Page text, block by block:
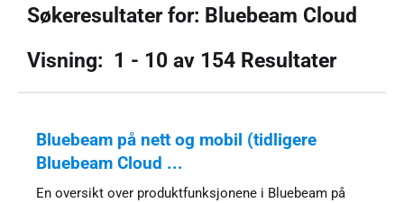
Søkeresultater for: Bluebeam Cloud
Visning: 1 - 10 av 154 Resultater
Bluebeam på nett og mobil (tidligere
Bluebeam Cloud ...
En oversikt over produktfunksjonene i Bluebeam på